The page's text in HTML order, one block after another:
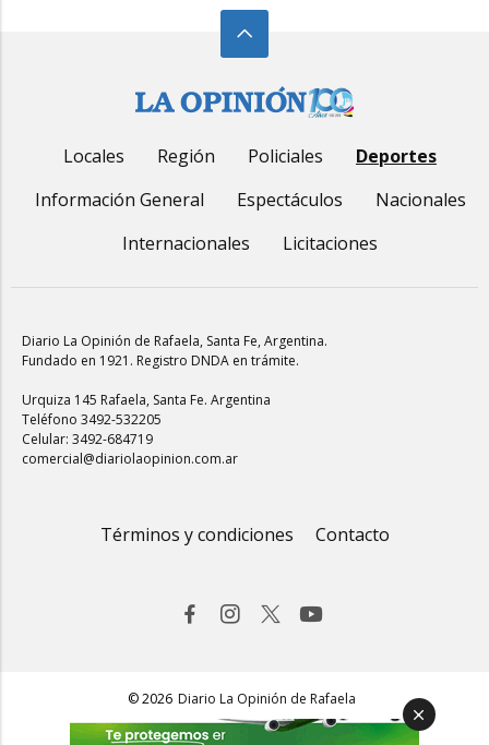
Locales Región Policiales
Deportes
Información General
Espectáculos
Nacionales
Internacionales
Licitaciones
Diario La Opinión de Rafaela, Santa Fe, Argentina.
Fundado en 1921. Registro DNDA en trámite.
Urquiza 145 Rafaela, Santa Fe. Argentina
Teléfono 3492-532205
Celular: 3492-684719
comercial@diariolaopinion.com.ar
Términos y condiciones Contacto
© 2026 Diario La Opinión de Rafaela